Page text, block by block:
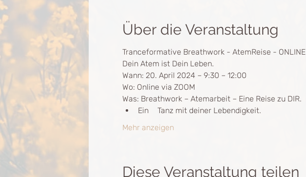
Über die Veranstaltung
Tranceformative Breathwork - AtemReise - ONLINE
Dein Atem ist Dein Leben.
Wann: 20. April 2024 – 9:30 – 12:00
Wo: Online via ZOOM
Was: Breathwork – Atemarbeit – Eine Reise zu DIR.
Ein 	Tanz mit deiner Lebendigkeit.
Mehr anzeigen
Diese Veranstaltung teilen